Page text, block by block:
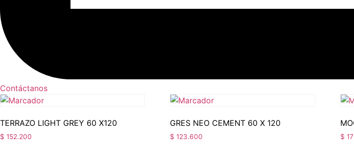
Contáctanos
TERRAZO LIGHT GREY 60 X120
$ 152.200
GRES NEO CEMENT 60 X 120
$ 123.600 $